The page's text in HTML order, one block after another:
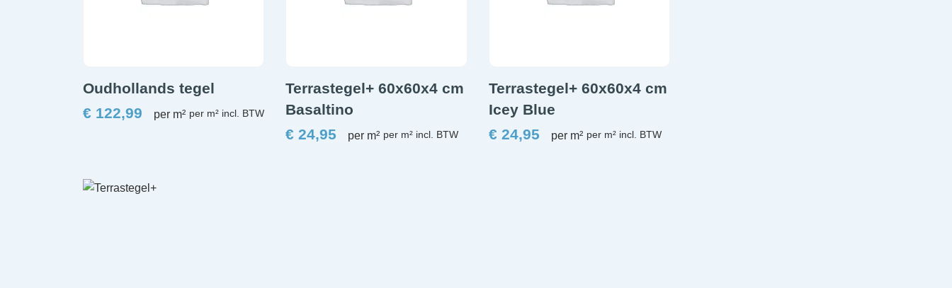
Oudhollands tegel
€ 122,99 per m²
Terrastegel+ 60x60x4 cm
Basaltino
€ 24,95 per m²
Terrastegel+ 60x60x4 cm
Icey Blue
€24,95 per m²